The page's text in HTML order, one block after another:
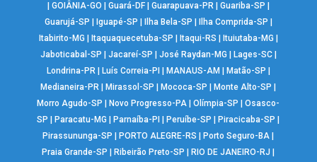
GOIÂNIA-GO Guará-DF| Guarapuava-PR| Guariba-SP
Guarujá-SP
Iguapé-SP Ilha Bela-SP Ilha Comprida-SP
Itabirito-MG
Itaquaquecetuba-SP Itaqui-RS Ituiutaba-MG
Jaboticabal-SP
Jacareí-SP José Raydan-MG Lages-SC|
Londrina-PR| Luís Correia-PI MANAUS-AM Matão-SP
Medianeira-PR
Mirassol-SP Mococa-SP Monte Alto-SP
Morro Agudo-SP
Novo Progresso-PA |Olímpia-SP |Osasco-
SP
Paracatu-MG Parnaíba-PI Peruíbe-SP Piracicaba-SP
Pirassununga-SP
PORTO ALEGRE-RS Porto Seguro-BA
Praia Grande-SP
Ribeirão Preto-SP RIO DE JANEIRO-RJ